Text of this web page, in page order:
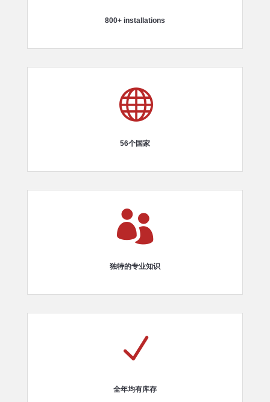
800+ installations

56个国家

独特的专业知识
N
全年均有库存